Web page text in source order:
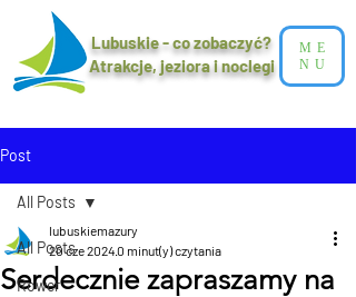
Lubuskie - co zobaczyć?
Atrakcje, jeziora i noclegi​
ME
NU
Post
All Posts
Rower
All Posts
Serdecznie zapraszamy na
lubuskiemazury
20 cze 20240 minut(y) czytania